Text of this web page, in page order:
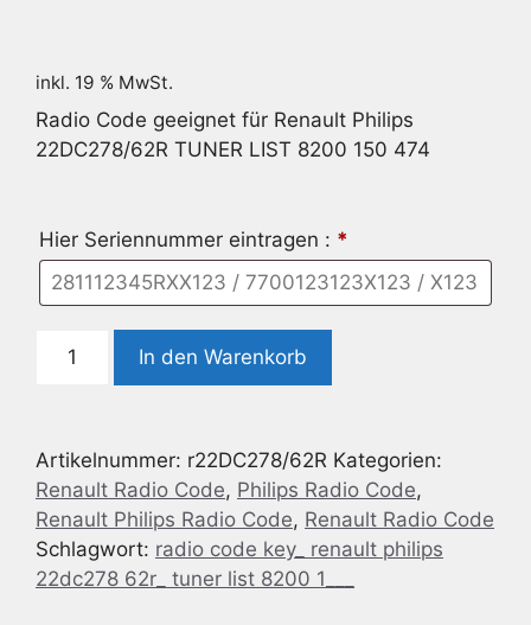
inkl. 19 % MwSt.
Radio Code geeignet für Renault Philips
22DC278/62R TUNER LIST 8200 150 474
Hier Seriennummer eintragen : *
Code
Renault
Philips
22DC278/62R
TUNER
LIST
In den Warenkorb
Artikelnummer: r22DC278/62R Kategorien:
Renault Radio Code, Philips Radio Code,
Renault Philips Radio Code, Renault Radio Code
Schlagwort: radio code key_ renault philips
22dc278 62r_ tuner list 8200 1___